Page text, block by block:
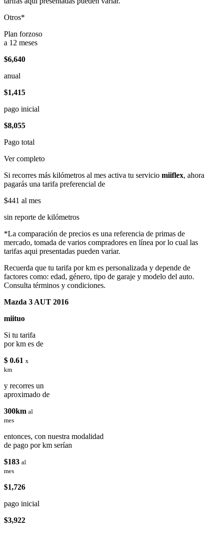
Otros*
Plan forzoso
a 12 meses
$6,640
anual
$1,415
pago inicial
$8,055
Pago total
Ver completo
Si recorres más kilómetros al mes activa tu servicio miiflex, ahora
pagarás una tarifa preferencial de
$441 al mes
sin reporte de kilómetros
*La comparación de precios es una referencia de primas de
mercado, tomada de varios compradores en línea por lo cual las
tarifas aqui presentadas pueden variar.
Recuerda que tu tarifa por km es personalizada y depende de
factores como: edad, género, tipo de garaje y modelo del auto.
Consulta términos y condiciones.
Mazda 3 AUT 2016
miituo
Si tu tarifa
por km es de
$ 0.61 x
km
y recorres un
aproximado de
300km al
mes
entonces, con nuestra modalidad
de pago por km serían
$183 al
mes
$1,726
pago inicial
$3,922